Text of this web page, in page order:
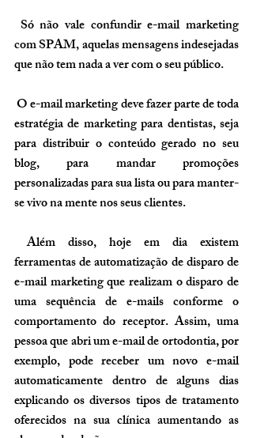
com SPAM, aquelas mensagens indesejadas
que não tem nada a ver com o seu público.
O e-mail marketing deve fazer parte de toda
estratégia de marketing para dentistas, seja
para distribuir o conteúdo gerado no seu
blog, para mandar promoções
personalizadas para sua lista ou para manter-
se vivo na mente nos seus clientes.
Além disso, hoje em dia existem
ferramentas de automatização de disparo de
e-mail marketing que realizam o disparo de
uma sequência de e-mails conforme o
comportamento do receptor. Assim, uma
pessoa que abri um e-mail de ortodontia, por
exemplo, pode receber um novo e-mail
automaticamente dentro de alguns dias
explicando os diversos tipos de tratamento
oferecidos na sua clínica aumentando as